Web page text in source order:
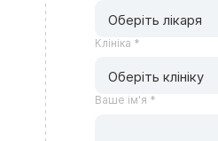
Оберіть лікаря
Клініка *
Оберіть клініку
Ваше ім'я *